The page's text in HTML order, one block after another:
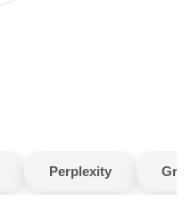
Perplexity